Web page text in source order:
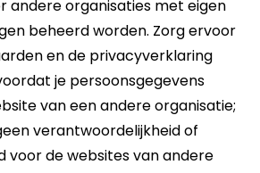
andere organisaties met eigen
beheerd worden. Zorg ervoor
en de privacyverklaring
je persoonsgegevens
van een andere organisatie;
verantwoordelijkheid of
voor de websites van andere